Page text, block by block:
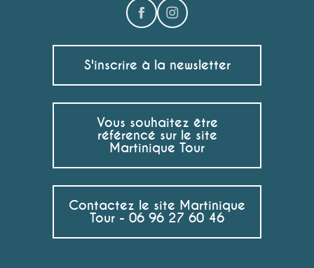
S'inscrire à la newsletter
Vous souhaitez être
référencé sur le site
Martinique Tour
Contactez le site Martinique
Tour - 06 96 27 60 46